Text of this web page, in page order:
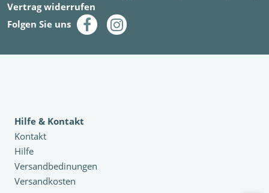
Vertrag widerrufen
Folgen Sie uns
Hilfe & Kontakt
Kontakt
Hilfe
Versandbedinungen
Versandkosten